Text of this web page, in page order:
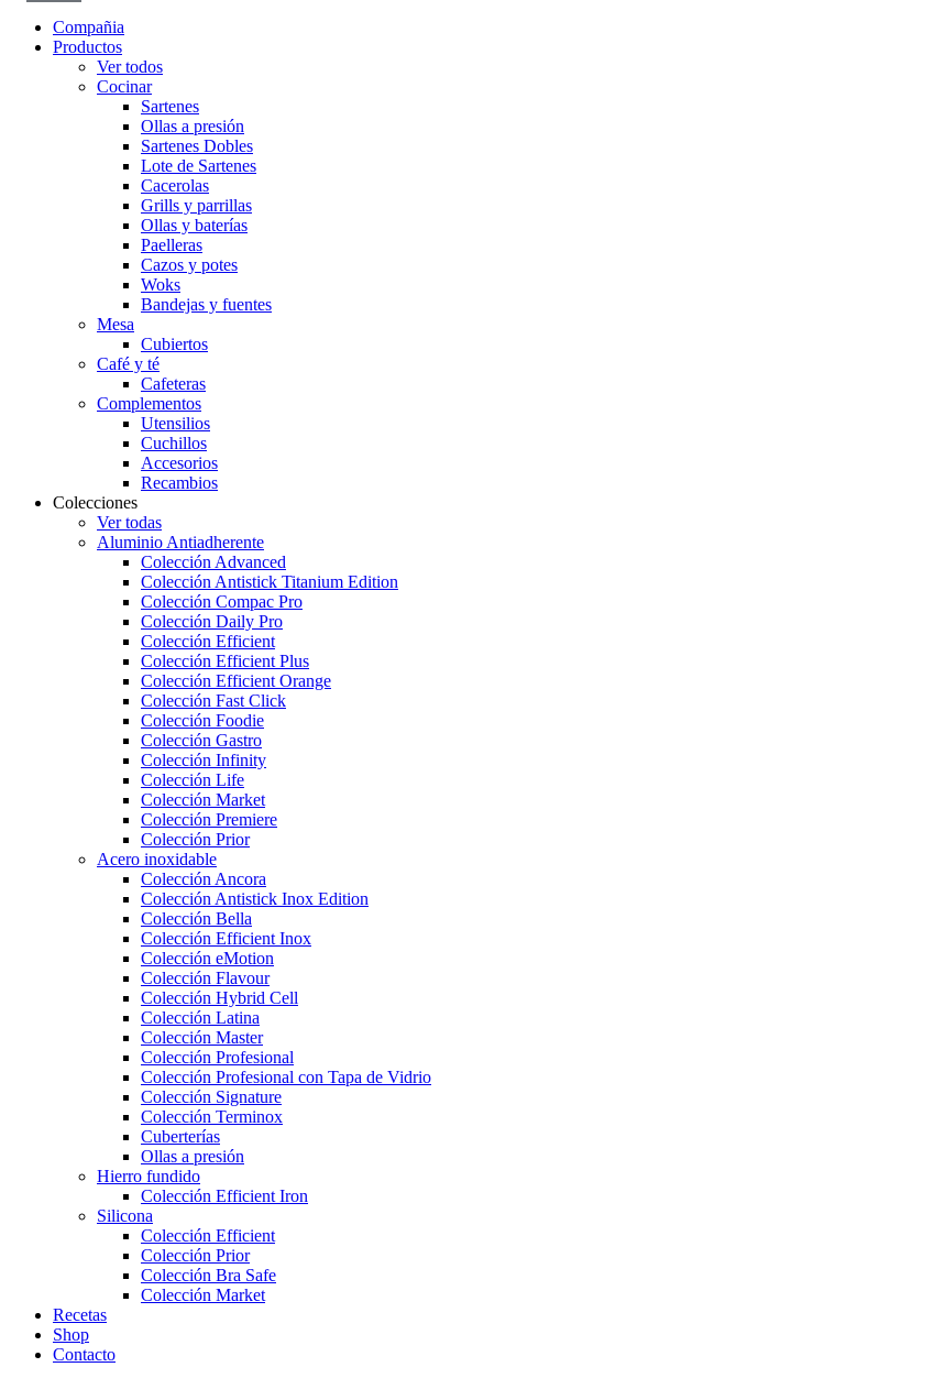
Compañia
Productos
Ver todos
Cocinar
Sartenes
Ollas a presión
Sartenes Dobles
Lote de Sartenes
Cacerolas
Grills y parrillas
Ollas y baterías
Paelleras
Cazos y potes
Woks
Bandejas y fuentes
Mesa
Cubiertos
Café y té
Cafeteras
Complementos
Utensilios
Cuchillos
Accesorios
Recambios
Colecciones
Ver todas
Aluminio Antiadherente
Colección Advanced
Colección Antistick Titanium Edition
Colección Compac Pro
Colección Daily Pro
Colección Efficient
Colección Efficient Plus
Colección Efficient Orange
Colección Fast Click
Colección Foodie
Colección Gastro
Colección Infinity
Colección Life
Colección Market
Colección Premiere
Colección Prior
Acero inoxidable
Colección Ancora
Colección Antistick Inox Edition
Colección Bella
Colección Efficient Inox
Colección eMotion
Colección Flavour
Colección Hybrid Cell
Colección Latina
Colección Master
Colección Profesional
Colección Profesional con Tapa de Vidrio
Colección Signature
Colección Terminox
Cuberterías
Ollas a presión
Hierro fundido
Colección Efficient Iron
Silicona
Colección Efficient
Colección Prior
Colección Bra Safe
Colección Market
Recetas
Shop
Contacto